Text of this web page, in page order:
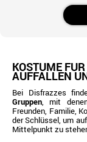
KOSTÜME
AUFFALLEN
Bei Disfrazzes
Gruppen , mit
Freunden, Familie,
der Schlüssel, um
Mittelpunkt zu